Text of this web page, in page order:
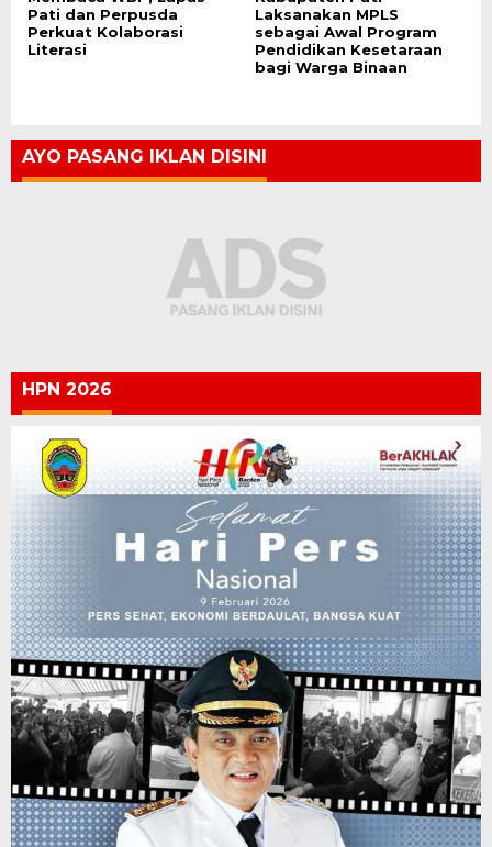
Pati dan Perpusda
Perkuat Kolaborasi
Literasi
Laksanakan MPLS
sebagai Awal Program
Pendidikan Kesetaraan
bagi Warga Binaan
AYO PASANG IKLAN DISINI
HPN 2026